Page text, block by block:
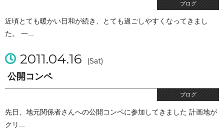
ブログ
近頃とても暖かい日和が続き、とても過ごしやすくなってきまし
た。 一...
2011.04.16 (Sat)
公開コンペ
ブログ
先日、地元関係者さんへの公開コンペに参加してきました 計画地が
クリ...